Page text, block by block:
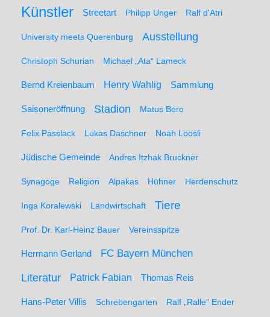
Künstler Streetart Philipp Unger Ralf d'Atri
University meets Querenburg Ausstellung
Christoph Schurian Michael „Ata“ Lameck
Bernd Kreienbaum Henry Wahlig Sammlung
Saisoneröffnung Stadion Matus Bero
Felix Passlack Lukas Daschner Noah Loosli
Jüdische Gemeinde Andres Itzhak Bruckner
Synagoge Religion Alpakas Hühner Herdenschutz
Inga Koralewski Landwirtschaft Tiere
Prof. Dr. Karl-Heinz Bauer Vereinsspitze
Hermann Gerland FC Bayern München
Literatur Patrick Fabian Thomas Reis
Hans-Peter Villis Schrebengarten Ralf „Ralle“ Ender